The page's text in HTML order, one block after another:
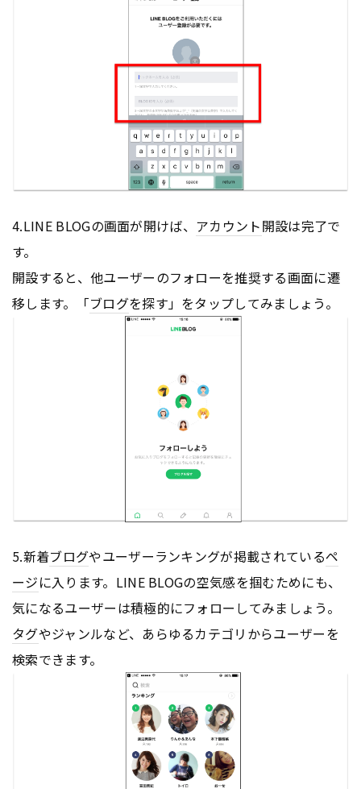
4.LINE BLOGの画面が開けば、 アカウント開設は完了で
す。
開設すると、他ユーザーのフォローを推奨する画面に遷
移します。「ブログを探す」をタップしてみましょう。
5.新着ブログやユーザーランキングが掲載されているペ
ージに入ります。LINE BLOGの空気感を掴むためにも、
気になるユーザーは積極的にフォローしてみましょう。
タグやジャンルなど、あらゆるカテゴリからユーザーを
検索できます。